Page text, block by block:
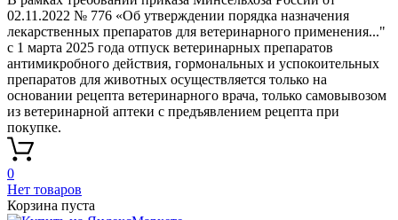
02.11.2022 № 776 «Об утверждении порядка назначения
лекарственных препаратов для ветеринарного применения..."
с 1 марта 2025 года отпуск ветеринарных препаратов
антимикробного действия, гормональных и успокоительных
препаратов для животных осуществляется только на
основании рецепта ветеринарного врача, только самовывозом
из ветеринарной аптеки с предъявлением рецепта при
покупке.
0
Нет товаров
Корзина пуста